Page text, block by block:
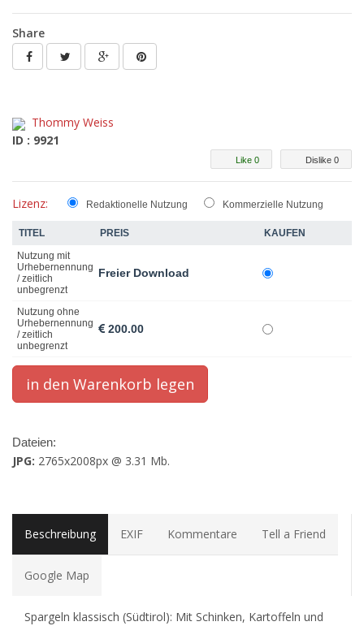
Share
Thommy Weiss
ID : 9921
Dislike 0
Like 0
Lizenz: Redaktionelle Nutzung Kommerzielle Nutzung
TITEL PREIS
KAUFEN
Nutzung mit
Urhebernennung
/ zeitlich
unbegrenzt
Freier Download
Nutzung ohne
Urhebernennung
/ zeitlich
unbegrenzt
200.00
Dateien:
JPG: 2765x2008px @ 3.31 Mb.
Beschreibung EXIF Kommentare Tell a Friend
Google Map
Spargeln klassisch (Südtirol): Mit Schinken, Kartoffeln und